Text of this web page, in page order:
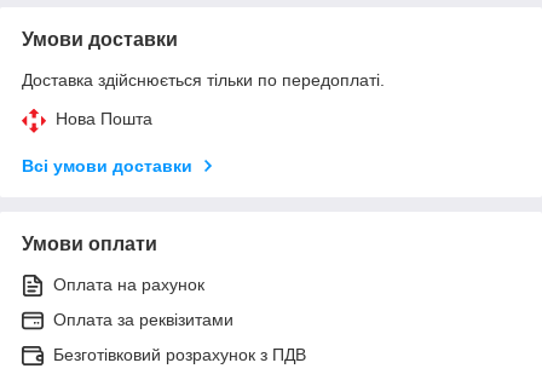
Умови доставки
Доставка здійснюється тільки по передоплаті.
Нова Пошта
Всі умови доставки
Умови оплати
Оплата на рахунок
Оплата за реквізитами
Безготівковий розрахунок з ПДВ